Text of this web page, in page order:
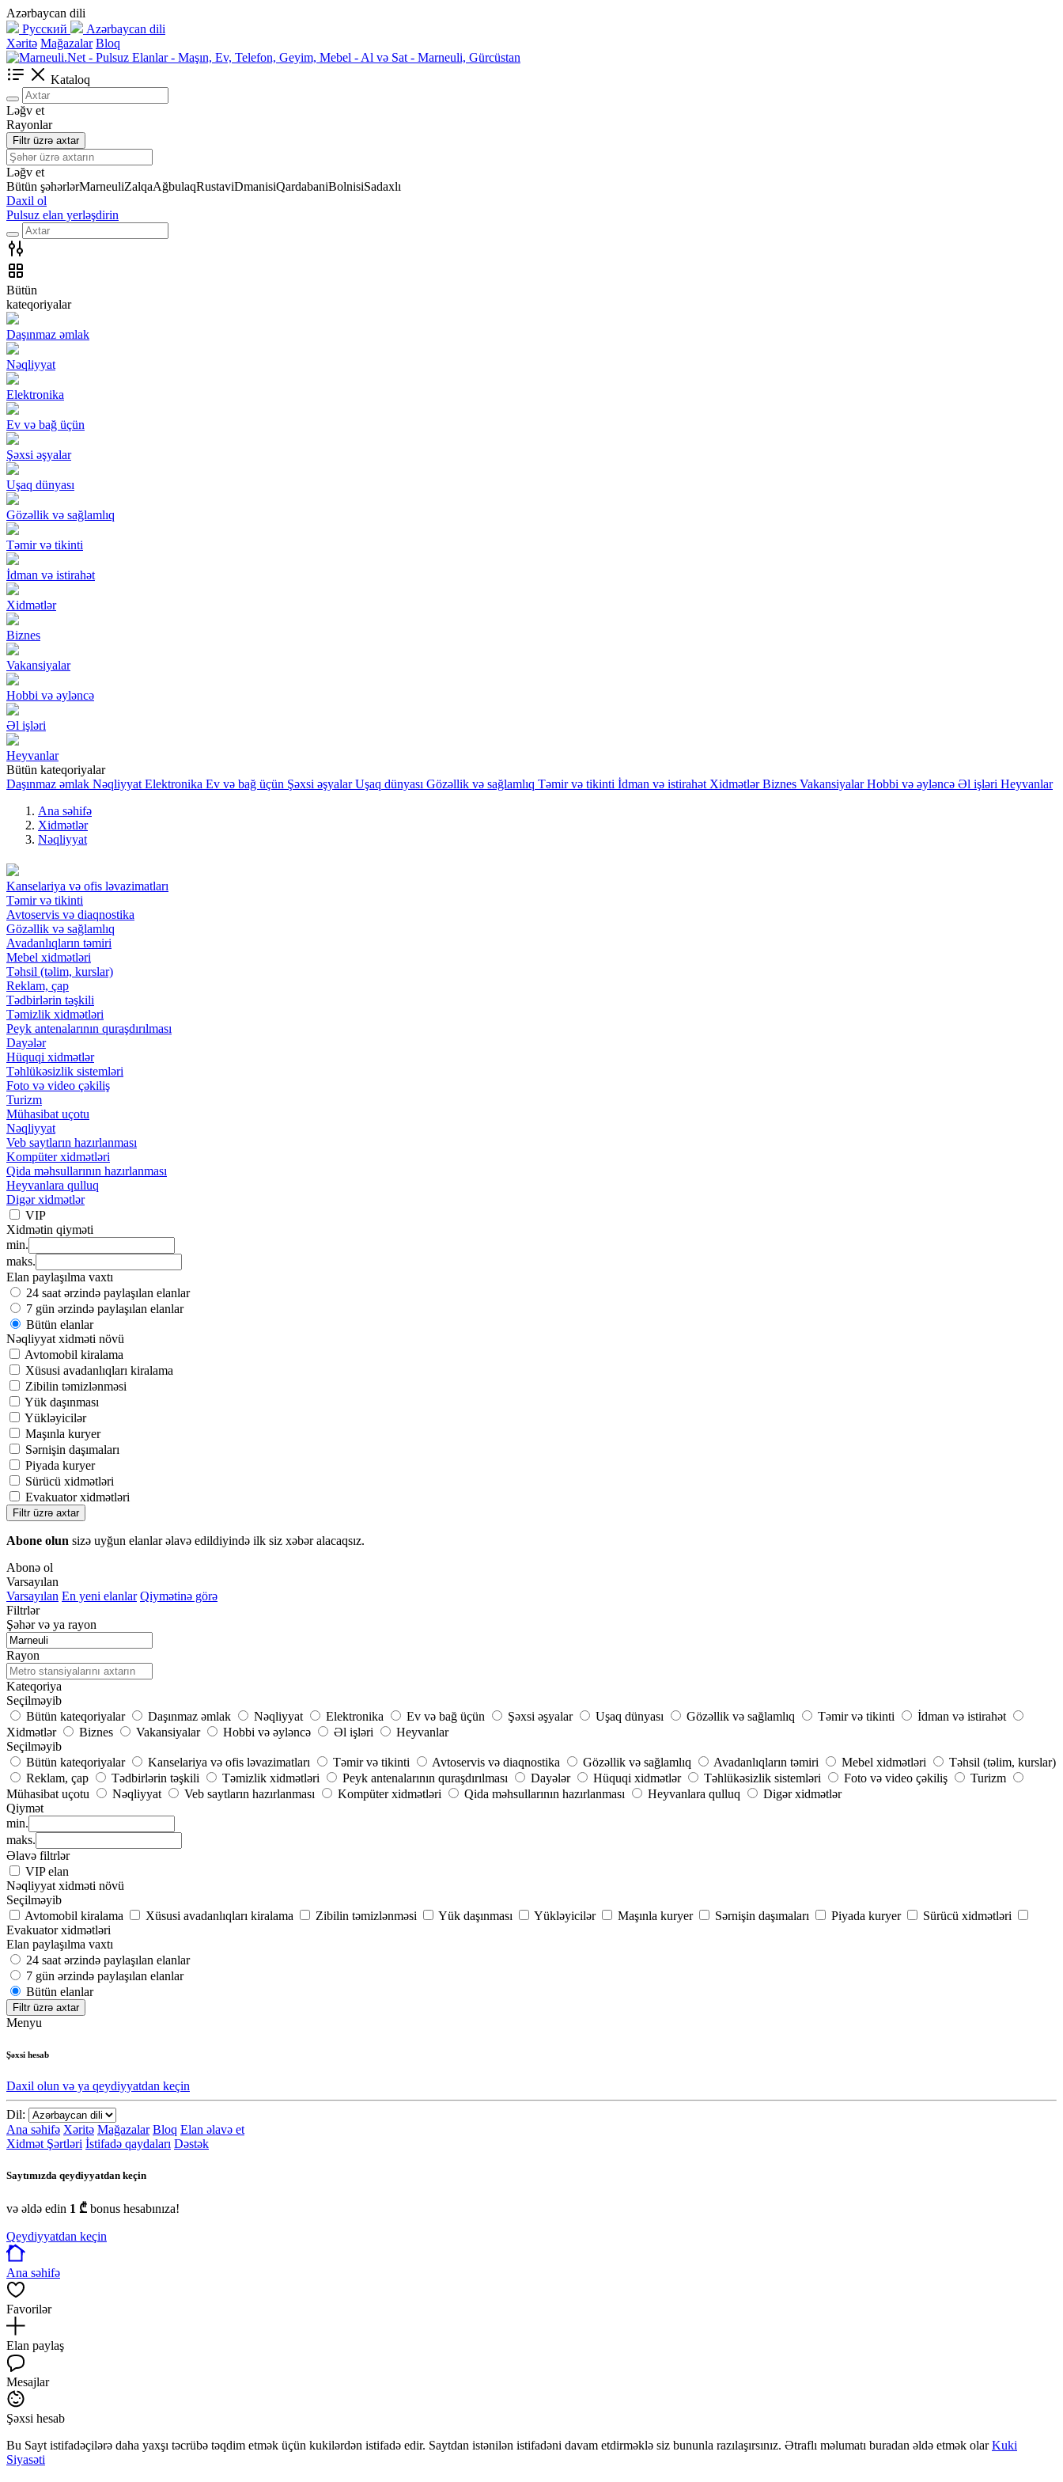
Azərbaycan dili
Русский
Azərbaycan dili
Xəritə Mağazalar Bloq
Kataloq
Ləğv et
Rayonlar
Filtr üzrə axtar
Ləğv et
Bütün şəhərlərMarneuliZalqaAğbulaqRustaviDmanisiQardabaniBolnisiSadaxlı
Daxil ol
Pulsuz elan yerləşdirin
Bütün
kateqoriyalar
Daşınmaz əmlak
Nəqliyyat
Elektronika
Ev və bağ üçün
Şəxsi əşyalar
Uşaq dünyası
Gözəllik və sağlamlıq
Təmir və tikinti
İdman və istirahət
Xidmətlər
Biznes
Vakansiyalar
Hobbi və əyləncə
Əl işləri
Heyvanlar
Bütün kateqoriyalar
Daşınmaz əmlak Nəqliyyat Elektronika Ev və bağ üçün Şəxsi əşyalar Uşaq dünyası Gözəllik və sağlamlıq Təmir və tikinti İdman və istirahət Xidmətlər Biznes Vakansiyalar Hobbi və əyləncə Əl işləri Heyvanlar
Ana səhifə
Xidmətlər
Nəqliyyat
Kanselariya və ofis ləvazimatları
Təmir və tikinti
Avtoservis və diaqnostika
Gözəllik və sağlamlıq
Avadanlıqların təmiri
Mebel xidmətləri
Təhsil (təlim, kurslar)
Reklam, çap
Tədbirlərin təşkili
Təmizlik xidmətləri
Peyk antenalarının quraşdırılması
Dayələr
Hüquqi xidmətlər
Təhlükəsizlik sistemləri
Foto və video çəkiliş
Turizm
Mühasibat uçotu
Nəqliyyat
Veb saytların hazırlanması
Kompüter xidmətləri
Qida məhsullarının hazırlanması
Heyvanlara qulluq
Digər xidmətlər
VIP
Xidmətin qiyməti
min.
maks.
Elan paylaşılma vaxtı
24 saat ərzində paylaşılan elanlar
7 gün ərzində paylaşılan elanlar
Bütün elanlar
Nəqliyyat xidməti növü
Avtomobil kiralama
Xüsusi avadanlıqları kiralama
Zibilin təmizlənməsi
Yük daşınması
Yükləyicilər
Maşınla kuryer
Sərnişin daşımaları
Piyada kuryer
Sürücü xidmətləri
Evakuator xidmətləri
Filtr üzrə axtar
Abone olun sizə uyğun elanlar əlavə edildiyində ilk siz xəbər alacaqsız.
Abonə ol
Varsayılan
Varsayılan En yeni elanlar Qiymətinə görə
Filtrlər
Şəhər və ya rayon
Rayon
Kateqoriya
Seçilməyib
Bütün kateqoriyalar
Daşınmaz əmlak Nəqliyyat Elektronika Ev və bağ üçün Şəxsi əşyalar Uşaq dünyası Gözəllik və sağlamlıq Təmir və tikinti
İdman və istirahət
Xidmətlər
Biznes Vakansiyalar Hobbi və əyləncə Əl işləri
Heyvanlar
Seçilməyib
Bütün kateqoriyalar
Kanselariya və ofis ləvazimatları Təmir və tikinti Avtoservis və diaqnostika Gözəllik və sağlamlıq Avadanlıqların təmiri Mebel xidmətləri
Təhsil (təlim, kurslar)
Reklam, çap
Tədbirlərin təşkili Təmizlik xidmətləri Peyk antenalarının quraşdırılması Dayələr Hüquqi xidmətlər Təhlükəsizlik sistemləri Foto və video çəkiliş
Turizm
Mühasibat uçotu
Nəqliyyat Veb saytların hazırlanması Kompüter xidmətləri Qida məhsullarının hazırlanması Heyvanlara qulluq
Digər xidmətlər
Qiymət
min.
maks.
Əlavə filtrlər
VIP elan
Nəqliyyat xidməti növü
Seçilməyib
Avtomobil kiralama
Xüsusi avadanlıqları kiralama Zibilin təmizlənməsi Yük daşınması Yükləyicilər Maşınla kuryer Sərnişin daşımaları Piyada kuryer
Sürücü xidmətləri
Evakuator xidmətləri
Elan paylaşılma vaxtı
24 saat ərzində paylaşılan elanlar
7 gün ərzində paylaşılan elanlar
Bütün elanlar
Filtr üzrə axtar
Menyu
Şəxsi hesab
Daxil olun və ya qeydiyyatdan keçin
Dil:
Ana səhifə Xəritə Mağazalar Bloq Elan əlavə et
Xidmət Şərtləri İstifadə qaydaları Dəstək
Saytımızda qeydiyyatdan keçin
və əldə edin 1 ₾ bonus hesabınıza!
Qeydiyyatdan keçin
Ana səhifə
Favorilər
Elan paylaş
Mesajlar
Şəxsi hesab
Bu Sayt istifadəçilərə daha yaxşı təcrübə təqdim etmək üçün kukilərdən istifadə edir. Saytdan istənilən istifadəni davam etdirməklə siz bununla razılaşırsınız. Ətraflı məlumatı buradan əldə etmək olarKuki
Siyasəti